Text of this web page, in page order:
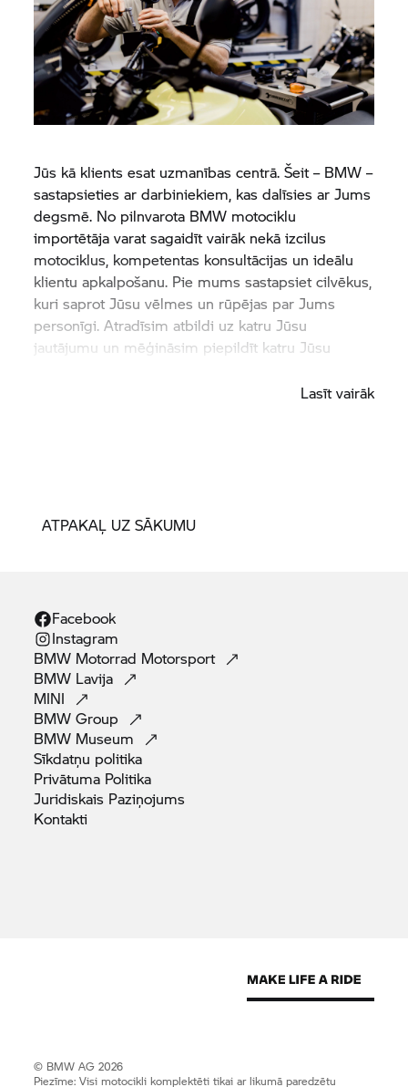
Jūs kā klients esat uzmanības centrā. Šeit – BMW –
sastapsieties ar darbiniekiem, kas dalīsies ar Jums
degsmē. No pilnvarota BMW motociklu
importētāja varat sagaidīt vairāk nekā izcilus
motociklus, kompetentas konsultācijas un ideālu
klientu apkalpošanu. Pie mums sastapsiet cilvēkus,
kuri saprot Jūsu vēlmes un rūpējas par Jums
personīgi. Atradīsim atbildi uz katru Jūsu
jautājumu un mēģināsim piepildīt katru Jūsu
Lasīt vairāk
ATPAKAĻ UZ SĀKUMU
Facebook
Instagram
BMW Motorrad Motorsport
BMW Lavija
MINI
BMWGroup
BMW Museum
Sīkdatņu politika
Privātuma Politika
Juridiskais Paziņojums
Kontakti
© BMW AG 2026
Piezīme: Visi motocikli komplektēti tikai ar likumā paredzētu